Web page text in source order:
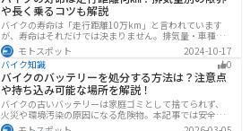
や長く乗るコツも解説
バイクの寿命は「走行距離10万km」と言われています
が、寿命はそれだけでは決まりません。排気量・車種・
日々のメンテナンス・保管状態などでも大きく変わりま
す。この記事ではバイクの寿命について解説します。ま
た、寿命を延ばす方法も解説するので、今のバイクに長
く乗りたい人は参考にしてください。
モトスポット
2024-10-17
バイク知識
0
バイクのバッテリーを処分する方法は？注意点
や持ち込み可能な場所を解説！
バイクの古いバッテリーは家庭ゴミとして捨てられず、
火災や環境汚染の原因になる危険物。本記事では安全な
保管方法や絶縁などの注意点、無料・低コストで回収し